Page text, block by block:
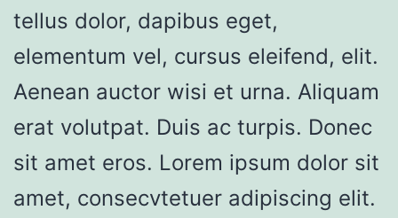
tellus dolor, dapibus eget,
elementum vel, cursus eleifend, elit.
Aenean auctor wisi et urna. Aliquam
erat volutpat. Duis ac turpis. Donec
sit amet eros. Lorem ipsum dolor sit
amet, consecvtetuer adipiscing elit.